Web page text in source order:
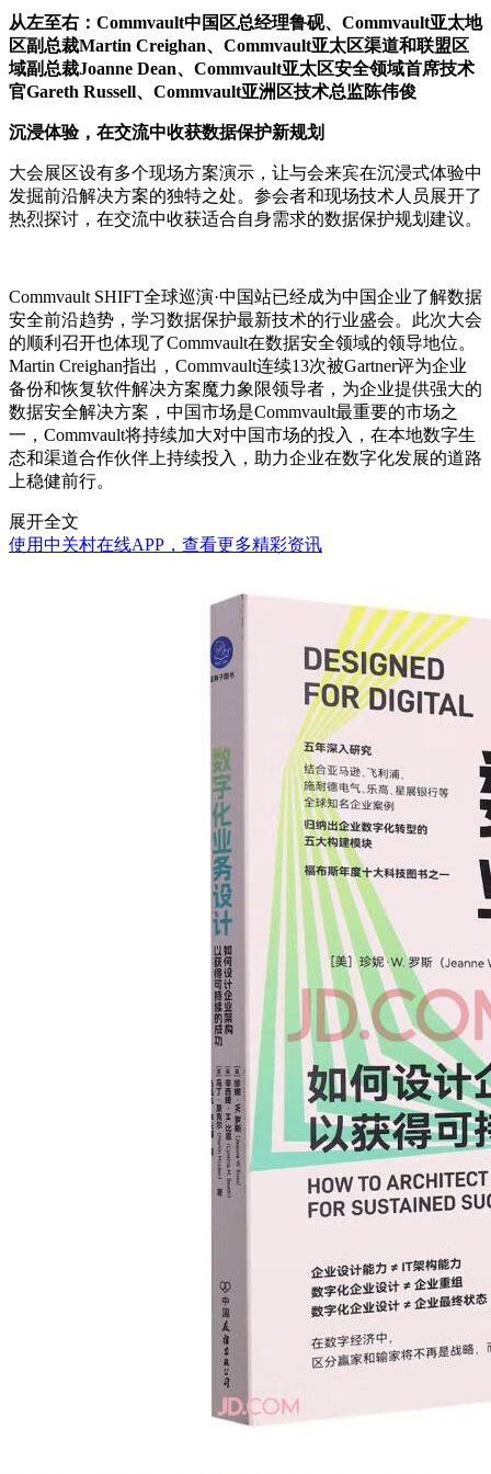
从左至右：Commvault中国区总经理鲁砚、Commvault亚太地
区副总裁Martin Creighan、Commvault亚太区渠道和联盟区
域副总裁Joanne Dean、Commvault亚太区安全领域首席技术
官Gareth Russell、Commvault亚洲区技术总监陈伟俊
沉浸体验，在交流中收获数据保护新规划
大会展区设有多个现场方案演示，让与会来宾在沉浸式体验中
发掘前沿解决方案的独特之处。参会者和现场技术人员展开了
热烈探讨，在交流中收获适合自身需求的数据保护规划建议。
Commvault SHIFT全球巡演·中国站已经成为中国企业了解数据
安全前沿趋势，学习数据保护最新技术的行业盛会。此次大会
的顺利召开也体现了Commvault在数据安全领域的领导地位。
Martin Creighan指出，Commvault连续13次被Gartner评为企业
备份和恢复软件解决方案魔力象限领导者，为企业提供强大的
数据安全解决方案，中国市场是Commvault最重要的市场之
一，Commvault将持续加大对中国市场的投入，在本地数字生
态和渠道合作伙伴上持续投入，助力企业在数字化发展的道路
上稳健前行。
展开全文
使用中关村在线APP，查看更多精彩资讯